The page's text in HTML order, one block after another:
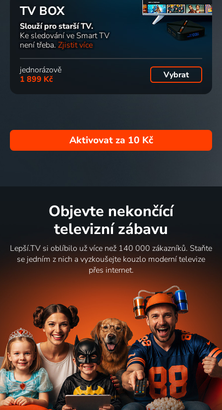
TV BOX
Slouží pro starší TV.
Ke sledování ve Smart TV
není třeba. Zjistit více
jednorázově
1 899 Kč
Vybrat
Aktivovat za 10 Kč
Objevte nekončící
televizní zábavu
Lepší.TV si oblíbilo už více než 140 000 zákazníků. Staňte
se jedním z nich a vyzkoušejte kouzlo moderní televize
přes internet.